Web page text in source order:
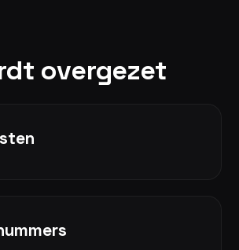
overgezet